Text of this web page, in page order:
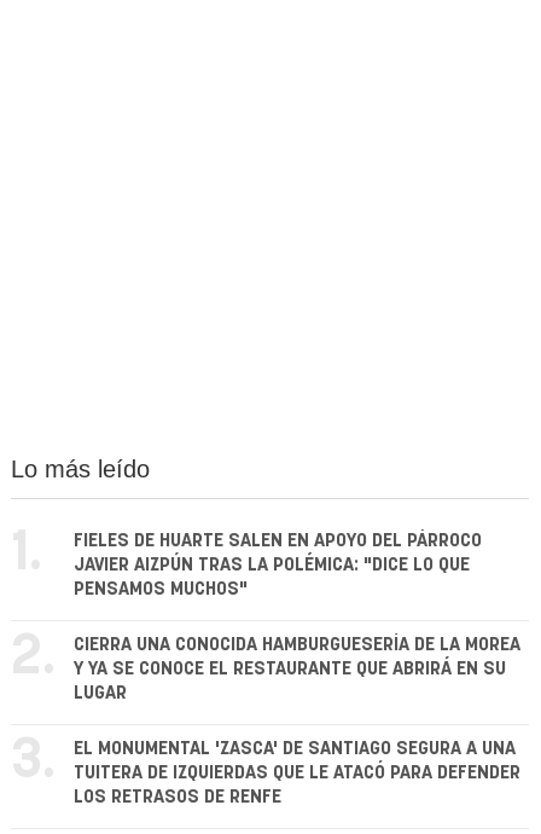
Lo más leído
1.
FIELES DE HUARTE SALEN EN APOYO DEL PÁRROCO
JAVIER AIZPÚN TRAS LA POLÉMICA: "DICE LO QUE
PENSAMOS MUCHOS"
2.
CIERRA UNA CONOCIDA HAMBURGUESERÍA DE LA MOREA
Y YA SE CONOCE EL RESTAURANTE QUE ABRIRÁ EN SU
LUGAR
3.
EL MONUMENTAL 'ZASCA' DE SANTIAGO SEGURA A UNA
TUITERA DE IZQUIERDAS QUE LE ATACÓ PARA DEFENDER
LOS RETRASOS DE RENFE